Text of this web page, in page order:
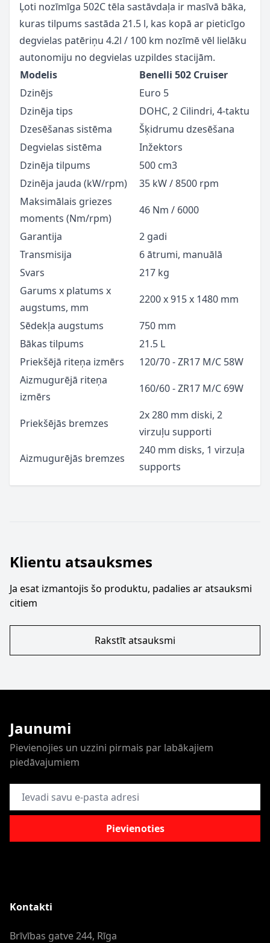
Ļoti nozīmīga 502C tēla sastāvdaļa ir masīvā bāka,
kuras tilpums sastāda 21.5 l, kas kopā ar pieticīgo
degvielas patēriņu 4.2l / 100 km nozīmē vēl lielāku
autonomiju no degvielas uzpildes stacijām.
Modelis
Benelli 502 Cruiser
Dzinējs
Euro 5
Dzinēja tips
DOHC, 2 Cilindri, 4-taktu
Dzesēšanas sistēma
Šķidrumu dzesēšana
Degvielas sistēma
Inžektors
Dzinēja tilpums
500 cm3
Dzinēja jauda (kW/rpm)
35 kW / 8500 rpm
Maksimālais griezes
moments (Nm/rpm)
46 Nm / 6000
Garantija
2 gadi
Transmisija
6 ātrumi, manuālā
Svars
217 kg
Garums x platums x
augstums, mm
2200 x 915 x 1480 mm
Sēdekļa augstums
750 mm
Bākas tilpums
21.5 L
Priekšējā riteņa izmērs
120/70 - ZR17 M/C 58W
Aizmugurējā riteņa
izmērs
160/60 - ZR17 M/C 69W
Priekšējās bremzes
2x 280 mm diski, 2
virzuļu supporti
Aizmugurējās bremzes
240 mm disks, 1 virzuļa
supports
Klientu atsauksmes
Ja esat izmantojis šo produktu, padalies ar atsauksmi
citiem
Rakstīt atsauksmi
Jaunumi
Pievienojies un uzzini pirmais par labākajiem
piedāvajumiem
E-pasta adrese
Pievienoties
Kontakti
Brīvības gatve 244, Rīga